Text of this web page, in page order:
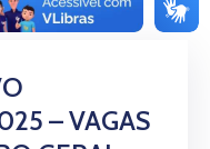
– VAGAS